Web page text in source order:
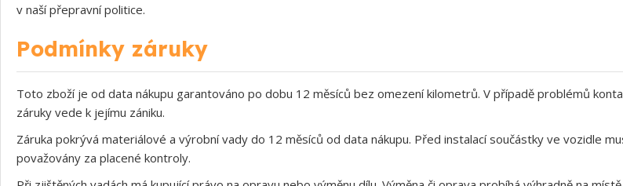
v naší přepravní politice.
Podmínky záruky
Toto zboží je od data nákupu garantováno po dobu 12 měsíců bez omezení kilometrů. V případě problémů
záruky vede k jejímu zániku.
Záruka pokrývá materiálové a výrobní vady do 12 měsíců od data nákupu. Před instalací součástky ve vozidle
považovány za placené kontroly.